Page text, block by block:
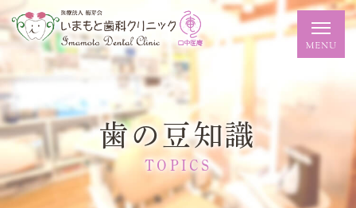
歯の豆知識
TOPICS